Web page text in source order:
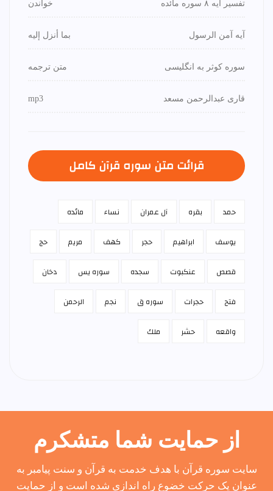
تفسیر آیه ۸ سوره مائده خواندن
آیه آمن الرسول بما أنزل إليه
سوره کوثر به انگلیسی متن ترجمه
قاری عبدالرحمن مسعد mp3
قرائت متن سوره قرآن كامل
حمد بقره آل عمران نساء مائده
يوسف ابراهيم حجر كهف مريم حج
قصص عنكبوت سجده سوره يس دخان
فتح حجرات سوره ق نجم الرحمن
واقعه حشر ملك
از حمایت شما متشکرم
سایت سوره قرآن با هدف خدمت به قرآن و سنت پیامبر به
عنوان یک حرکت خضوع راه اندازی شده است و از حمایت